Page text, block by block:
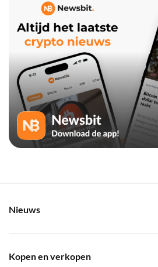
Nieuws
Kopen en verkopen